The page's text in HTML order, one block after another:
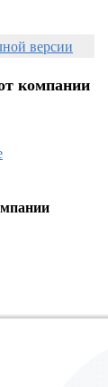
версии
компании